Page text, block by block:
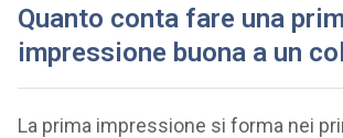
Quanto conta fare una
impressione buona a un
La prima impressione si forma nei